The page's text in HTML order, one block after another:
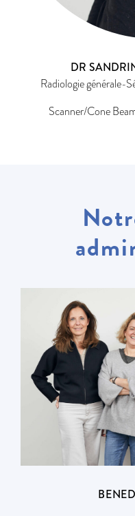
DR
Radiologie générale-
Scanner/Cone